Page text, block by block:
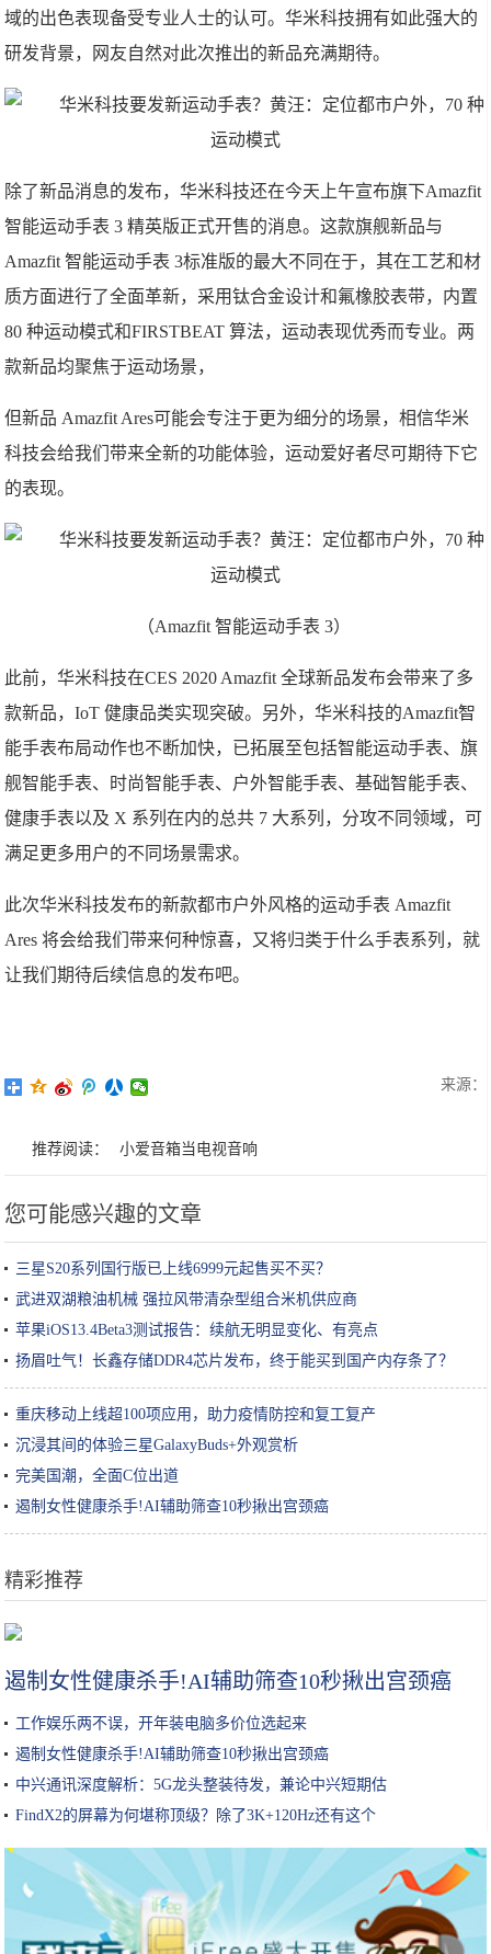
域的出色表现备受专业人士的认可。华米科技拥有如此强大的
研发背景，网友自然对此次推出的新品充满期待。
除了新品消息的发布，华米科技还在今天上午宣布旗下Amazfit
智能运动手表 3精英版正式开售的消息。这款旗舰新品与
Amazfit智能运动手表 3标准版的最大不同在于，其在工艺和材
质方面进行了全面革新，采用钛合金设计和氟橡胶表带，内置
80种运动模式和FIRSTBEAT算法，运动表现优秀而专业。两
款新品均聚焦于运动场景，
但新品 Amazfit Ares可能会专注于更为细分的场景，相信华米
科技会给我们带来全新的功能体验，运动爱好者尽可期待下它
的表现。
（Amazfit 智能运动手表 3）
此前，华米科技在CES 2020 Amazfit全球新品发布会带来了多
款新品，IoT健康品类实现突破。另外，华米科技的Amazfit智
能手表布局动作也不断加快，已拓展至包括智能运动手表、旗
舰智能手表、时尚智能手表、户外智能手表、基础智能手表、
健康手表以及 X 系列在内的总共 7 大系列，分攻不同领域，可
满足更多用户的不同场景需求。
此次华米科技发布的新款都市户外风格的运动手表 Amazfit
Ares将会给我们带来何种惊喜，又将归类于什么手表系列，就
让我们期待后续信息的发布吧。
来源：
推荐阅读： 小爱音箱当电视音响
您可能感兴趣的文章
三星S20系列国行版已上线6999元起售买不买？
武进双湖粮油机械 强拉风带清杂型组合米机供应商
苹果iOS13.4Beta3测试报告：续航无明显变化、有亮点
扬眉吐气！长鑫存储DDR4芯片发布，终于能买到国产内存条了？
重庆移动上线超100项应用，助力疫情防控和复工复产
沉浸其间的体验三星GalaxyBuds+外观赏析
完美国潮，全面C位出道
遏制女性健康杀手!AI辅助筛查10秒揪出宫颈癌
精彩推荐
遏制女性健康杀手!AI辅助筛查10秒揪出宫颈癌
工作娱乐两不误，开年装电脑多价位选起来
遏制女性健康杀手!AI辅助筛查10秒揪出宫颈癌
中兴通讯深度解析：5G龙头整装待发，兼论中兴短期估
FindX2的屏幕为何堪称顶级？除了3K+120Hz还有这个